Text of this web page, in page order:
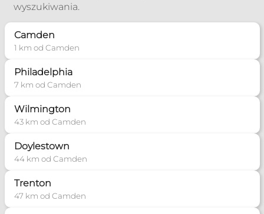
wyszukiwania.
Camden
1 km od Camden
Philadelphia
7 km od Camden
Wilmington
43 km od Camden
Doylestown
44 km od Camden
Trenton
47 km od Camden